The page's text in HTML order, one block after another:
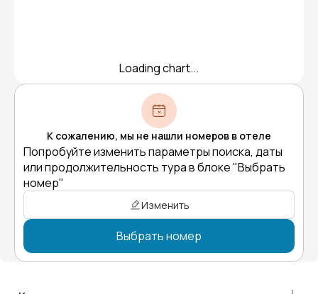
Loading chart...
К сожалению, мы не нашли номеров в отеле
Попробуйте изменить параметры поиска, даты
или продолжительность тура в блоке "Выбрать
номер"
Изменить
Выбрать номер